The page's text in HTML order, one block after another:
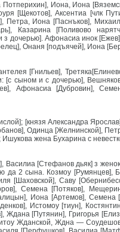
Иона, Иона
[Щекотов], Аксентиа [члк
Петра, Иона [Паснъков],
Казарина [Поливово
з дочерью]. Афонасиа инок
Онаня [подъячей], Иона
[Гнильев],
[с сыном и с дочерью],
Афонасиа [Дубровин],
[князя Александра
Одинца [Желнинской],
жена Бухарина с
Василиа [Стефанов дьяк] з
2 сына. Козмоу [Румянцев],
[Шаховской], Саву
Семена [Потяков],
Иона [Артемов], Семена
Истомоу [тиун],
Ждана [Путянин], Григорья
Жданской, Ждна —